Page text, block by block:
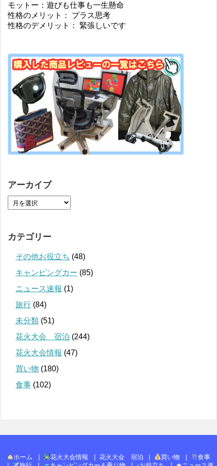
モットー：遊びも仕事も一生懸命
性格のメリット： プラス思考
性格のデメリット： 緊張しいです
アーカイブ
カテゴリー
その他お役立ち (48)
キャンピングカー (85)
ニュース速報 (1)
旅行 (84)
未分類 (51)
花火大会 宿泊 (244)
花火大会情報 (47)
買い物 (180)
食事 (102)
ホーム 花火大会情報 花火大会 宿泊 買い物
食事